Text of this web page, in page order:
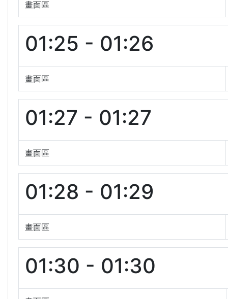
畫面區
01:25 - 01:26
畫面區
01:27 - 01:27
畫面區
01:28 - 01:29
畫面區
01:30 - 01:30